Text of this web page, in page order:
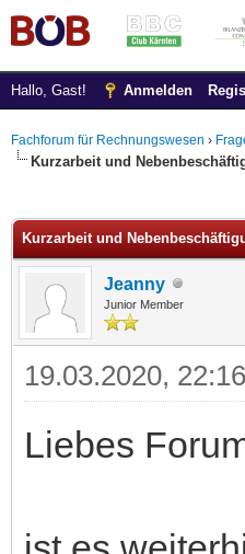
Hallo, Gast! Anmelden
Fachforum für Rechnungswesen ›
Kurzarbeit und
Kurzarbeit und
Jeanny
Junior Member
19.03.2020, 22:16
Liebes